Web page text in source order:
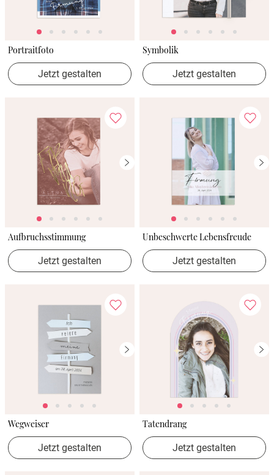
Portraitfoto
Jetzt gestalten
Symbolik
Jetzt gestalten
Aufbruchsstimmung
Jetzt gestalten
Unbeschwerte Lebensfreude
Jetzt gestalten
Wegweiser
Jetzt gestalten
Tatendrang
Jetzt gestalten